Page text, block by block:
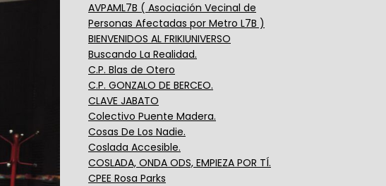
AVPAML7B ( Asociación Vecinal de
Personas Afectadas por Metro L7B )
BIENVENIDOS AL FRIKIUNIVERSO
Buscando La Realidad.
C.P. Blas de Otero
C.P. GONZALO DE BERCEO.
CLAVE JABATO
Colectivo Puente Madera.
Cosas De Los Nadie.
Coslada Accesible.
COSLADA, ONDA ODS, EMPIEZA POR TÍ.
CPEE Rosa Parks